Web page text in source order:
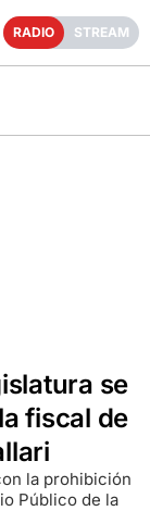
RADIO STREAM
se
fiscal de
la prohibición
Público de la